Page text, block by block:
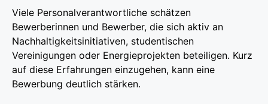
Viele Personalverantwortliche schätzen
Bewerberinnen und Bewerber, die sich aktiv an
Nachhaltigkeitsinitiativen, studentischen
Vereinigungen oder Energieprojekten beteiligen. Kurz
auf diese Erfahrungen einzugehen, kann eine
Bewerbung deutlich stärken.